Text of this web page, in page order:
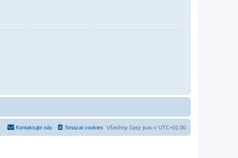
Všechny časy jsou v UTC+01:00
Smazat cookies
Kontaktujte nás